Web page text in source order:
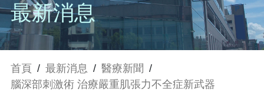
最新消息
首頁 / 最新消息 / 醫療新聞 /
腦深部刺激術 治療嚴重肌張力不全症新武器